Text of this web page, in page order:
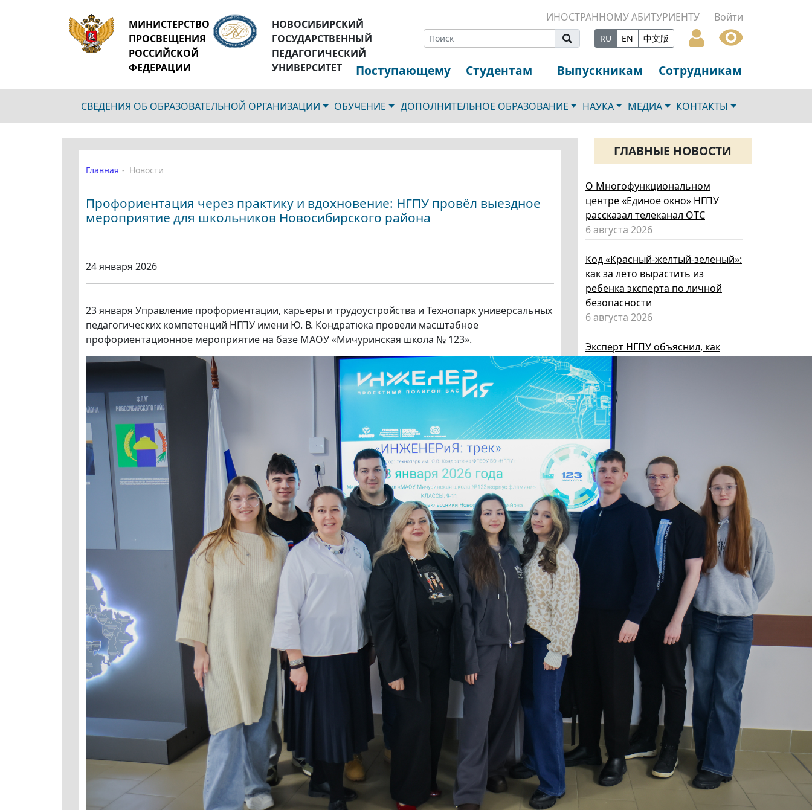
МИНИСТЕРСТВО
ПРОСВЕЩЕНИЯ
РОССИЙСКОЙ
ФЕДЕРАЦИИ
НОВОСИБИРСКИЙ
ГОСУДАРСТВЕННЫЙ
ПЕДАГОГИЧЕСКИЙ
УНИВЕРСИТЕТ
ИНОСТРАННОМУ АБИТУРИЕНТУ Войти
RU EN 中文版
Поступающему Студентам Выпускникам Сотрудникам
СВЕДЕНИЯ ОБ ОБРАЗОВАТЕЛЬНОЙ ОРГАНИЗАЦИИ ОБУЧЕНИЕ ДОПОЛНИТЕЛЬНОЕ ОБРАЗОВАНИЕ НАУКА МЕДИА КОНТАКТЫ
Главная Новости
Профориентация через практику и вдохновение: НГПУ провёл выездное
мероприятие для школьников Новосибирского района
24 января 2026
23 января Управление профориентации, карьеры и трудоустройства и Технопарк универсальных
педагогических компетенций НГПУ имени Ю. В. Кондратюка провели масштабное
профориентационное мероприятие на базе МАОУ «Мичуринская школа № 123».
ГЛАВНЫЕ НОВОСТИ
О Многофункциональном
центре «Единое окно» НГПУ
рассказал телеканал ОТС
6 августа 2026
Код «Красный-желтый-зеленый»:
как за лето вырастить из
ребенка эксперта по личной
безопасности
6 августа 2026
Эксперт НГПУ объяснил, как
выбрать «умные» очки и как ими
пользоваться, чтобы не
нарушать закон
5 августа 2026
Директор ИИГСО НГПУ:
региональный компонент курса
«Россия – мои горизонты»
поможет школьникам с
выбором актуальной профессии
5 августа 2026
НГПУ ждет первокурсников на
собрания по зачислению
В НГПУ состоялось зачисление
первокурсников по целевой,
отдельной и особой квотам
3 августа 2026